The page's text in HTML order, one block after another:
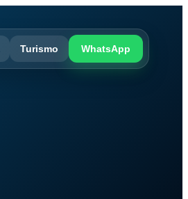
Turismo WhatsApp